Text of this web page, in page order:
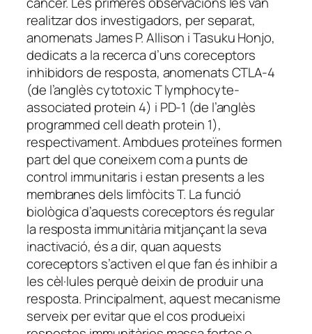
realitzar dos investigadors, per separat,
anomenats James P. Allison i Tasuku Honjo,
dedicats a la recerca d’uns coreceptors
inhibidors de resposta, anomenats CTLA-4
(de l’anglèscytotoxic T lymphocyte-
associated protein 4) i PD-1 (de l’anglès
programmed cell death protein 1),
respectivament. Ambdues proteïnes formen
part del que coneixem com a punts de
control immunitaris i estan presents a les
membranes dels limfòcits T. La funció
biològica d’aquests coreceptors és regular
la resposta immunitària mitjançant la seva
inactivació, és a dir, quan aquests
coreceptors s’activen el que fan és inhibir a
les cèl·lules perquè deixin de produir una
resposta. Principalment, aquest mecanisme
serveix per evitar que el cos produeixi